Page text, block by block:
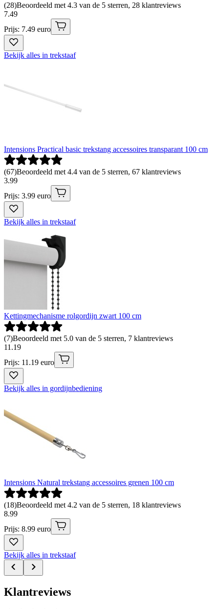
(28)Beoordeeld met 4.3 van de 5 sterren, 28 klantreviews
7.49
Prijs: 7.49 euro
Bekijk alles in trekstaaf
Intensions Practical basic trekstang accessoires transparant 100 cm
(67)Beoordeeld met 4.4 van de 5 sterren, 67 klantreviews
3.99
Prijs: 3.99 euro
Bekijk alles in trekstaaf
Kettingmechanisme rolgordijn zwart 100 cm
(7)Beoordeeld met 5.0 van de 5 sterren, 7 klantreviews
11 .19
Prijs: 11.19 euro
Bekijk alles in gordijnbediening
Intensions Natural trekstang accessoires grenen 100 cm
(18)Beoordeeld met 4.2 van de 5 sterren, 18 klantreviews
8.99
Prijs: 8.99 euro
Bekijk alles in trekstaaf
Klantreviews